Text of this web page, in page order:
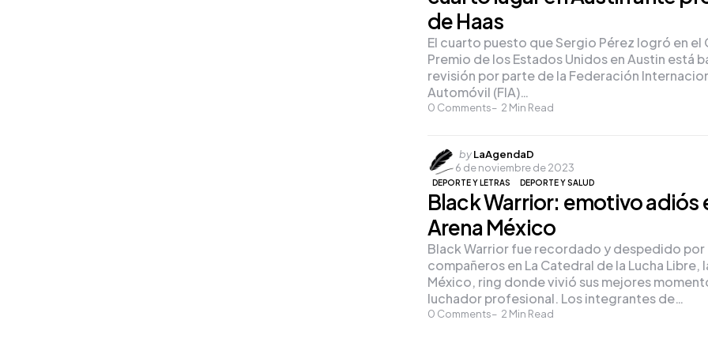
de Haas
0 Comments 2 Min Read
El cuarto puesto que Sergio Pérez logró en el
Premio de los Estados Unidos en Austin está
revisión por parte de la Federación
Automóvil (FIA)…
Posted
by
by LaAgendaD
6 de noviembre de 2023
DEPORTE Y LETRAS DEPORTE Y SALUD
Black Warrior: emotivo adiós
Arena México
0 Comments 2 Min Read
Black Warrior fue recordado y despedido por
compañeros en La Catedral de la Lucha Libre,
México, ring donde vivió sus mejores
luchador profesional. Los integrantes de…